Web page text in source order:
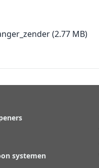
(2.77 MB)
systemen